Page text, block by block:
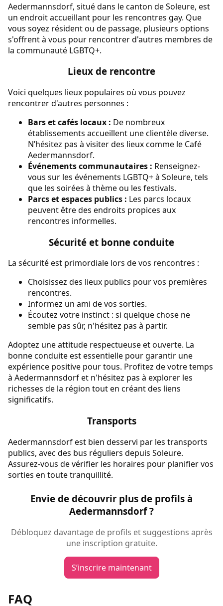
Aedermannsdorf, situé dans le canton de Soleure, est
un endroit accueillant pour les rencontres gay. Que
vous soyez résident ou de passage, plusieurs options
s'offrent à vous pour rencontrer d'autres membres de
la communauté LGBTQ+.
Lieux de rencontre
Voici quelques lieux populaires où vous pouvez
rencontrer d'autres personnes :
Bars et cafés locaux : De nombreux
établissements accueillent une clientèle diverse.
N’hésitez pas à visiter des lieux comme le Café
Aedermannsdorf.
Événements communautaires : Renseignez-
vous sur les événements LGBTQ+ à Soleure, tels
que les soirées à thème ou les festivals.
Parcs et espaces publics : Les parcs locaux
peuvent être des endroits propices aux
rencontres informelles.
Sécurité et bonne conduite
La sécurité est primordiale lors de vos rencontres :
Choisissez des lieux publics pour vos premières
rencontres.
Informez un ami de vos sorties.
Écoutez votre instinct : si quelque chose ne
semble pas sûr, n'hésitez pas à partir.
Adoptez une attitude respectueuse et ouverte. La
bonne conduite est essentielle pour garantir une
expérience positive pour tous. Profitez de votre temps
à Aedermannsdorf et n'hésitez pas à explorer les
richesses de la région tout en créant des liens
significatifs.
Transports
Aedermannsdorf est bien desservi par les transports
publics, avec des bus réguliers depuis Soleure.
Assurez-vous de vérifier les horaires pour planifier vos
sorties en toute tranquillité.
Envie de découvrir plus de profils à
Aedermannsdorf ?
Débloquez davantage de profils et suggestions après
une inscription gratuite.
S’inscrire maintenant
FAQ